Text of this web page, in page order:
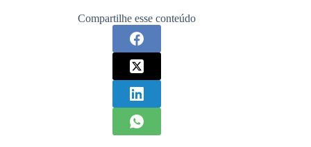
Compartilhe esse conteúdo